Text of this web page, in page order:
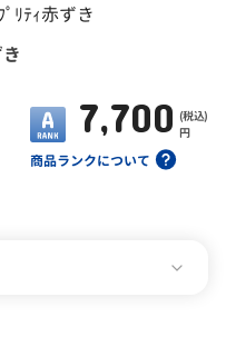
ﾘﾃｨ赤ずき
商品ランクについて
7,700 (税込)
円